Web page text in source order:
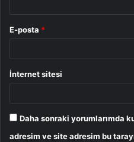
E-posta *
İnternet sitesi
Daha sonraki yorumlarımda
adresim ve site adresim bu